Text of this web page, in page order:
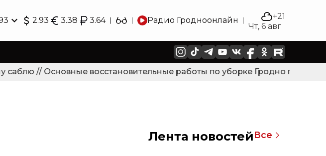
2.93 3.38 3.64 Радио Гродноонлайн
+21
Чт, 6 авг
саблю // Основные восстановительные работы по уборке Гродно
Лента новостейВсе